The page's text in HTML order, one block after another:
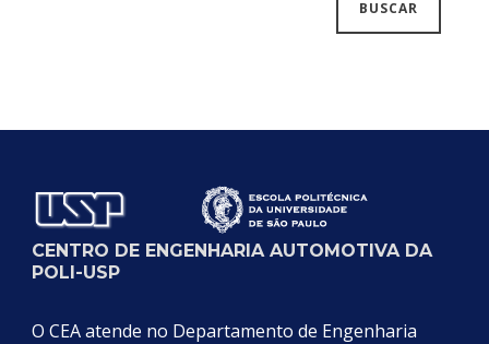
CENTRO DE ENGENHARIA AUTOMOTIVA DA
POLI-USP
O CEA atende no Departamento de Engenharia